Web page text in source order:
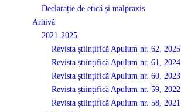
Declarație de etică și malpraxis
Arhivă
2021-2025
Revista științifică Apulum nr. 62, 2025
Revista științifică Apulum nr. 61, 2024
Revista științifică Apulum nr. 60, 2023
Revista științifică Apulum nr. 59, 2022
Revista științifică Apulum nr. 58, 2021